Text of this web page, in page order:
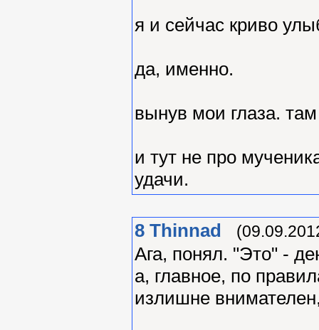
я и сейчас криво
да, именно.
вынув мои глаза.
и тут не про
удачи.
8 Thinnad
Ага, понял. "Это" -
а, главное, по
излишне